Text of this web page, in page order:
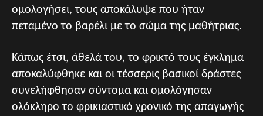
ομολογήσει, τους αποκάλυψε που ήταν
πεταμένο το βαρέλι με το σώμα της μαθήτριας.
Κάπως έτσι, άθελά του, το φρικτό τους έγκλημα
αποκαλύφθηκε και οι τέσσερις βασικοί δράστες
συνελήφθησαν σύντομα και ομολόγησαν
ολόκληρο το φρικιαστικό χρονικό της απαγωγής